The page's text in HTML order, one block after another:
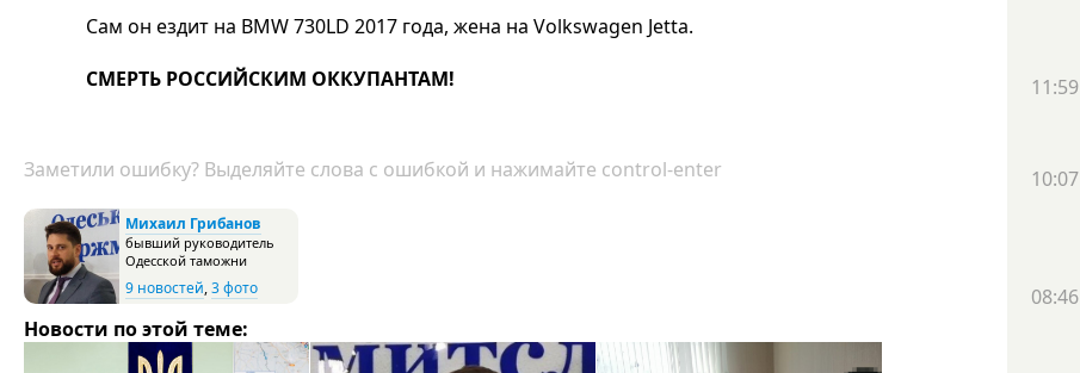
Сам он ездит на BMW 730LD 2017 года, жена на Volkswagen Jetta.
СМЕРТЬ РОССИЙСКИМ ОККУПАНТАМ!
Заметили ошибку? Выделяйте слова с ошибкой и нажимайте control-enter
Михаил Грибанов
бывший руководитель
Одесской таможни
9 новостей,3 фото
Новости по этой теме:
11:59
10:07
08:46